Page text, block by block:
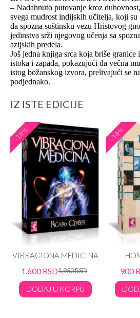
– Nadahnuto putovanje kroz
svega mudrost indijskih učitelja, koji su
da spozna suštinsku vezu Hristovog
jedinstva srži njegovog učenja sa
azijskih predela.
Još jedna knjiga srca koja briše granice
istoka i zapada, pokazujući da večna
istog božanskog izvora, prelivajući se
podjednako.
IZ ISTE EDICIJE
-18%
VIBRACIONA MEDICINA
1,950RSD
1,600RSD
DODAJ U KORPU
-18%
900